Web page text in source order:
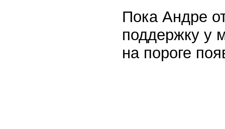
Пока Андре
поддержку у
на пороге